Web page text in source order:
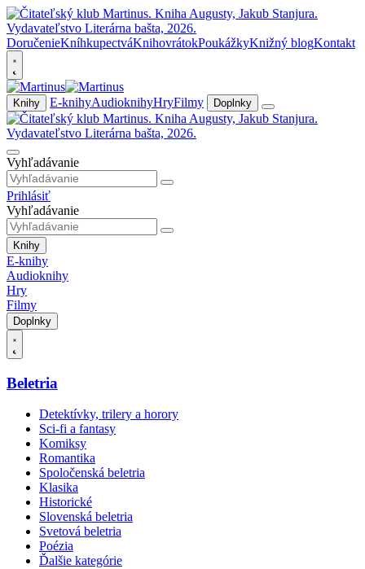
DoručenieKníhkupectváKnihovrátokPoukážkyKnižný blogKontakt
Knihy E-knihyAudioknihyHryFilmy Doplnky
Vyhľadávanie
Prihlásiť
Vyhľadávanie
Knihy
E-knihy
Audioknihy
Hry
Filmy
Doplnky
Beletria
Detektívky, trilery a horory
Sci-fi a fantasy
Komiksy
Romantika
Spoločenská beletria
Klasika
Historické
Slovenská beletria
Svetová beletria
Poézia
Ďalšie kategórie